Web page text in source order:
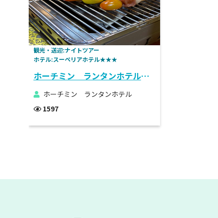
観光・送迎:ナイトツアー
ホテル:スーペリアホテル★★★
ホーチミン ランタンホテル ナイトストリートフードツアー付き宿泊プラン
ホーチミン ランタンホテル
1597